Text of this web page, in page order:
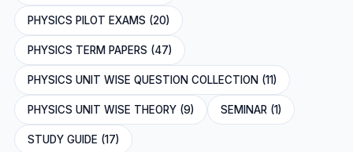
PHYSICS PILOT EXAMS (20)
PHYSICS TERM PAPERS (47)
PHYSICS UNIT WISE QUESTION COLLECTION (11)
PHYSICS UNIT WISE THEORY (9) SEMINAR (1)
STUDY GUIDE (17)